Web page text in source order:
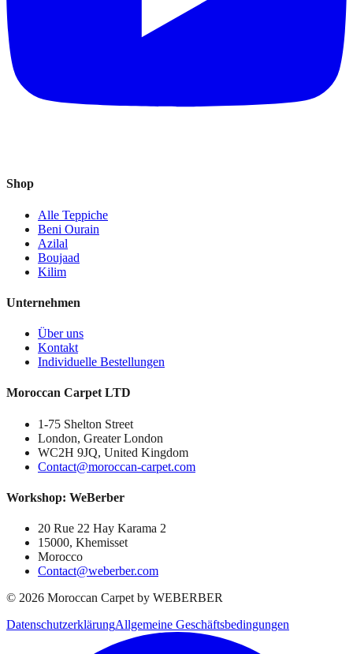
Shop
Alle Teppiche
Beni Ourain
Azilal
Boujaad
Kilim
Unternehmen
Über uns
Kontakt
Individuelle Bestellungen
Moroccan Carpet LTD
1-75 Shelton Street
London, Greater London
WC2H 9JQ, United Kingdom
Contact@moroccan-carpet.com
Workshop: WeBerber
20 Rue 22 Hay Karama 2
15000, Khemisset
Morocco
Contact@weberber.com
© 2026 Moroccan Carpet by WEBERBER
DatenschutzerklärungAllgemeine Geschäftsbedingungen